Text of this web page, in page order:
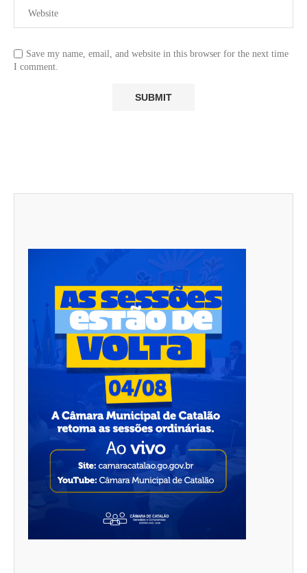
Save my name, email, and website in this browser for the next time
I comment.